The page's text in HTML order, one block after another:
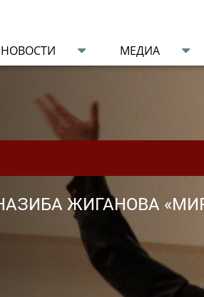
НОВОСТИ МЕДИА
ЖИГАНОВА